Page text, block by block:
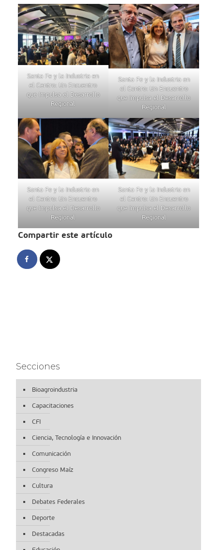
Santa Fe y la Industria en
el Centro: Un Encuentro
que Impulsa el Desarrollo
Regional
Santa Fe y la Industria en
el Centro: Un Encuentro
que Impulsa el Desarrollo
Regional
Santa Fe y la Industria en
el Centro: Un Encuentro
que Impulsa el Desarrollo
Regional
Santa Fe y la Industria en
el Centro: Un Encuentro
que Impulsa el Desarrollo
Regional
Compartir este artículo
Secciones
Bioagroindustria
Capacitaciones
CFI
Ciencia, Tecnología e Innovación
Comunicación
Congreso Maíz
Cultura
Debates Federales
Deporte
Destacadas